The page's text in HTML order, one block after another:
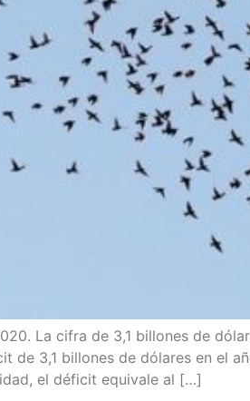
La cifra de 3,1 billo­nes de
de 3,1 billo­nes de dóla­res en el
el défi­cit equi­va­le al […]